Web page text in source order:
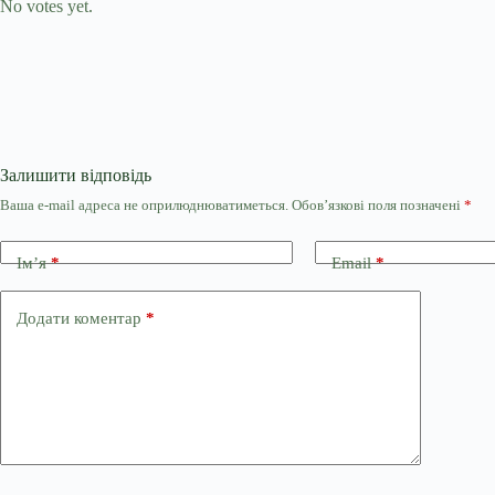
No votes yet.
Залишити відповідь
Ваша e-mail адреса не оприлюднюватиметься. Обов’язкові поля позначені *
Ім’я* Email*
Додати коментар *